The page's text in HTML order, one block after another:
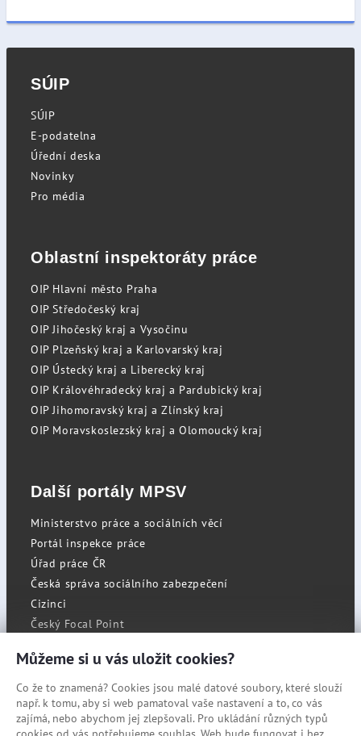
SÚIP
SÚIP
E-podatelna
Úřední deska
Novinky
Pro média
Oblastní inspektoráty práce
OIP Hlavní město Praha
OIP Středočeský kraj
OIP Jihočeský kraj a Vysočinu
OIP Plzeňský kraj a Karlovarský kraj
OIP Ústecký kraj a Liberecký kraj
OIP Královéhradecký kraj a Pardubický kraj
OIP Jihomoravský kraj a Zlínský kraj
OIP Moravskoslezský kraj a Olomoucký kraj
Další portály MPSV
Ministerstvo práce a sociálních věcí
Portál inspekce práce
Úřad práce ČR
Česká správa sociálního zabezpečení
Cizinci
Český Focal Point
RSS
Cookies
Můžeme si u vás uložit cookies?
Co že to znamená? Cookies jsou malé datové soubory, které slouží
např. k tomu, aby si web pamatoval vaše nastavení a to, co vás
zajímá, nebo abychom jej zlepšovali. Pro ukládání různých typů